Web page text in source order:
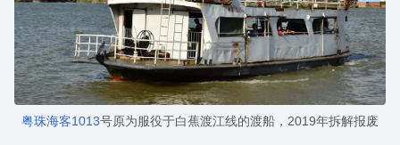
粤珠海客1013号原为服役于白蕉渡江线的渡船，2019年拆解报废